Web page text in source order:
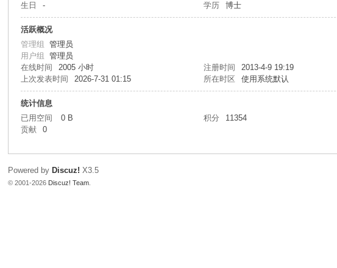
生日 - 学历 博士
活跃概况
管理组管理员
用户组管理员
在线时间
2005 小时 注册时间 2013-4-9 19:19
上次发表时间
2026-7-31 01:15 所在时区 使用系统默认
统计信息
已用空间
0 B 积分 11354
贡献
0
Powered by Discuz! X3.5
© 2001-2026 Discuz! Team